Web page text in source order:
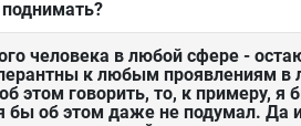
человека в любой сфере -
к любым проявлениям в
этом говорить, то, к примеру, я
бы об этом даже не подумал. Да